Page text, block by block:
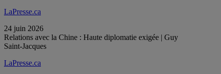
LaPresse.ca
24 juin 2026
Relations avec la Chine : Haute diplomatie exigée | Guy
Saint‑Jacques
LaPresse.ca